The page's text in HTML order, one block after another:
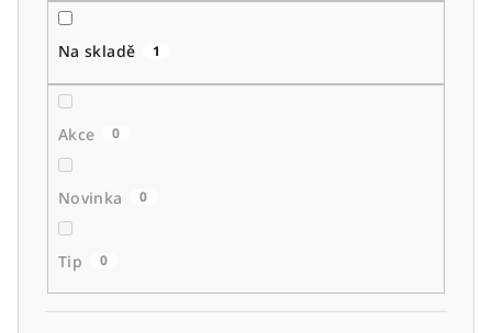
Na skladě 1
Akce 0
Novinka 0
Tip 0